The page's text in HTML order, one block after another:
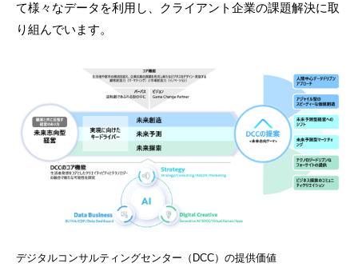
て様々なデータを利用し、クライアント企業の課題解決に取
り組んでいます。
デジタルコンサルティングセンター（DCC）の提供価値